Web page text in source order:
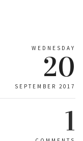
WEDNESDAY
20
SEPTEMBER 2017
1